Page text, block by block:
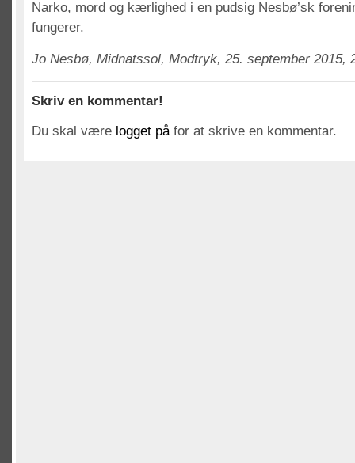
Narko, mord og kærlighed i en pudsig Nesbø’sk
fungerer.
Jo Nesbø, Midnatssol, Modtryk, 25. september 2015,
Skriv en kommentar!
Du skal være logget påfor at skrive en kommentar.